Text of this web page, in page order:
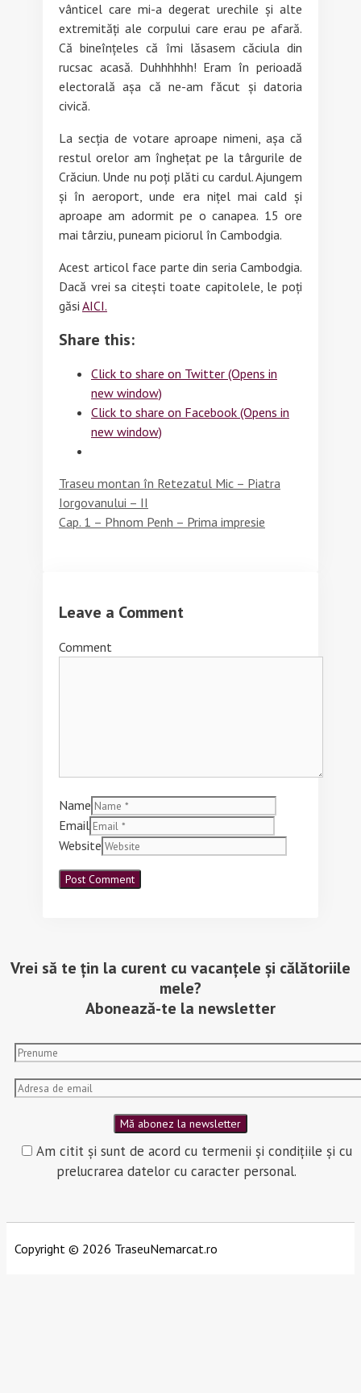
vânticel care mi-a degerat urechile și alte
extremități ale corpului care erau pe afară.
Că bineînțeles că îmi lăsasem căciula din
rucsac acasă. Duhhhhhh! Eram în perioadă
electorală așa că ne-am făcut și datoria
civică.
La secția de votare aproape nimeni, așa că
restul orelor am înghețat pe la târgurile de
Crăciun. Unde nu poți plăti cu cardul. Ajungem
și în aeroport, unde era nițel mai cald și
aproape am adormit pe o canapea. 15 ore
mai târziu, puneam piciorul în Cambodgia.
Acest articol face parte din seria Cambodgia.
Dacă vrei sa citești toate capitolele, le poți
găsi AICI.
Share this:
Click to share on Twitter (Opens in
new window)
Click to share on Facebook (Opens in
new window)
Traseu montan în Retezatul Mic – Piatra
Iorgovanului – II
Cap. 1 – Phnom Penh – Prima impresie
Leave a Comment
Comment
Name
Email
Website
Vrei să te țin la curent cu vacanțele și călătoriile
mele?
Abonează-te la newsletter
Am citit și sunt de acord cu termenii și condițiile și cu
prelucrarea datelor cu caracter personal.
Copyright © 2026 TraseuNemarcat.ro